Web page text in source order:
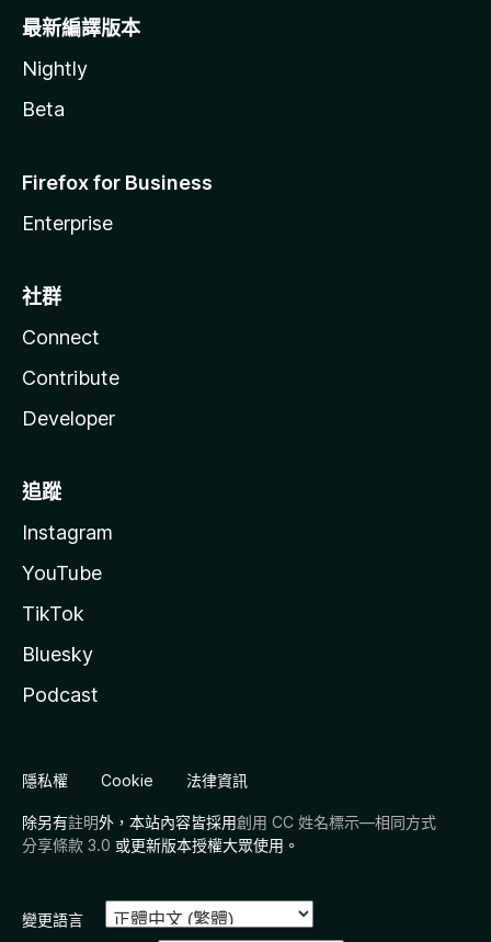
最新編譯版本
Nightly
Beta
Firefox for Business
Enterprise
社群
Connect
Contribute
Developer
追蹤
Instagram
YouTube
TikTok
Bluesky
Podcast
隱私權 Cookie 法律資訊
除另有註明外，本站內容皆採用創用 CC 姓名標示—相同方式
分享條款 3.0 或更新版本授權大眾使用。
變更語言